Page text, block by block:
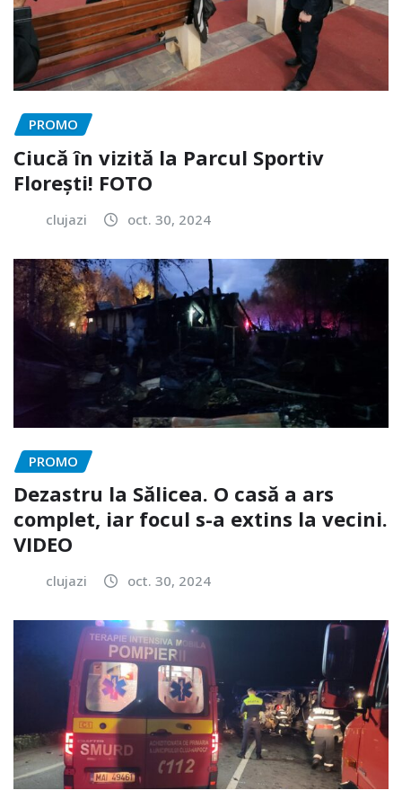
PROMO
Ciucă în vizită la Parcul Sportiv
Florești! FOTO
clujazi oct. 30, 2024
PROMO
Dezastru la Sălicea. O casă a ars
complet, iar focul s-a extins la vecini.
VIDEO
clujazi oct. 30, 2024